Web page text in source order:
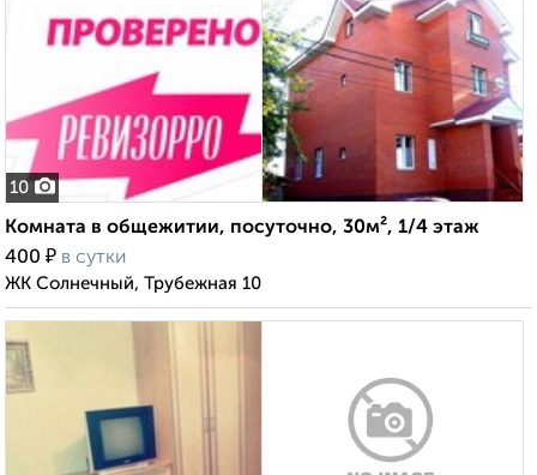
10
Комната в общежитии, посуточно, 30м², 1/4 этаж
400 ₽ в сутки
ЖК Солнечный, Трубежная 10